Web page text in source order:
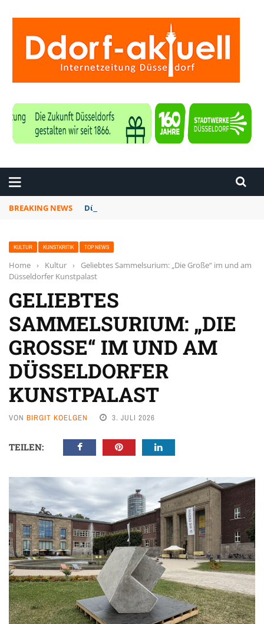
BREAKING NEWS Düsseldorf: Am 6. September ist wieder zakk
KULTUR KUNSTKRITIK TOP NEWS
Home › Kultur ›
Geliebtes Sammelsurium: „Die Große“ im und am
Düsseldorfer Kunstpalast
GELIEBTES
SAMMELSURIUM: „DIE
GROSSE“ IM UND AM D
ÜSSELDORFER K
UNSTPALAST
VON BIRGIT KOELGEN 3. JULI 2026
TEILEN: